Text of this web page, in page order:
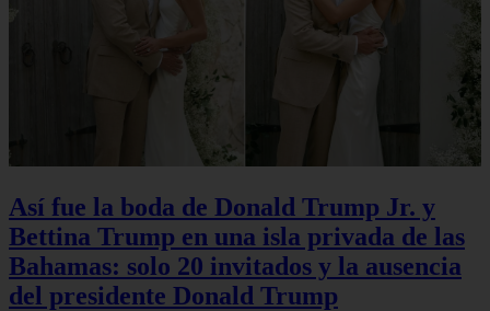
Así fue la boda de Donald Trump Jr. y
Bettina Trump en una isla privada de las
Bahamas: solo 20 invitados y la ausencia
del presidente Donald Trump